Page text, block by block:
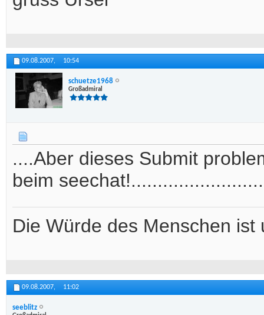
09.08.2007, 10:54
schuetze1968
Großadmiral
....Aber dieses Submit
beim
Die Würde des Menschen ist
09.08.2007, 11:02
seeblitz